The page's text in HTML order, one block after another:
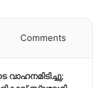
Comments
വാഹനമിടിച്ചു;